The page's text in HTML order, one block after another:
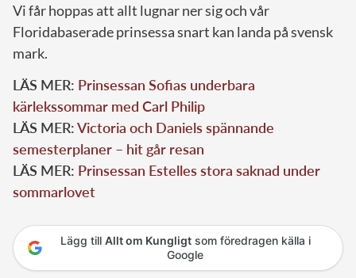
Vi får hoppas att allt lugnar ner sig och vår
Floridabaserade prinsessa snart kan landa på svensk
mark.
LÄS MER: Prinsessan Sofias underbara
kärlekssommar med Carl Philip
LÄS MER:Victoria och Daniels spännande
semesterplaner – hit går resan
LÄS MER: Prinsessan Estelles stora saknad under
sommarlovet
Lägg till Allt om Kungligtsom föredragen källa i
Google